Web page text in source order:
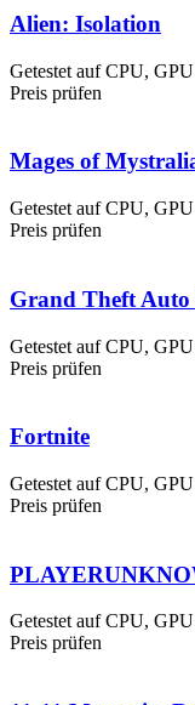
Alien: Isolation
Getestet auf CPU,
Preis prüfen
Mages of
Getestet auf CPU,
Preis prüfen
Grand Theft
Getestet auf CPU,
Preis prüfen
Fortnite
Getestet auf CPU,
Preis prüfen
Getestet auf CPU,
Preis prüfen